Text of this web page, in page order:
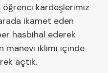
öğrenci kardeşlerimiz
ikamet eden
hasbihal ederek
manevi iklimi içinde
açtık.